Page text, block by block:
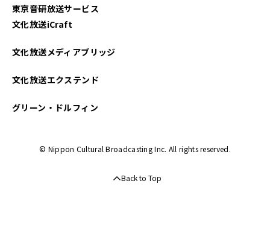
2025年01月
2024年12月
2024年11月
東京音研放送サービス
文化放送iCraft
文化放送メディアブリッジ
文化放送エクステンド
グリーン・ドルフィン
© Nippon Cultural Broadcasting Inc. All rights reserved.
Back to Top